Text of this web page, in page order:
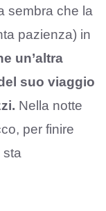
sembra che la
pazienza) in
un’altra
suo viaggio
Nella notte
per finire
sta